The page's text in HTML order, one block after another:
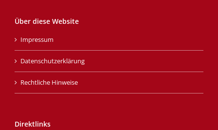
Über diese Website
Impressum
Datenschutzerklärung
Rechtliche Hinweise
Direktlinks